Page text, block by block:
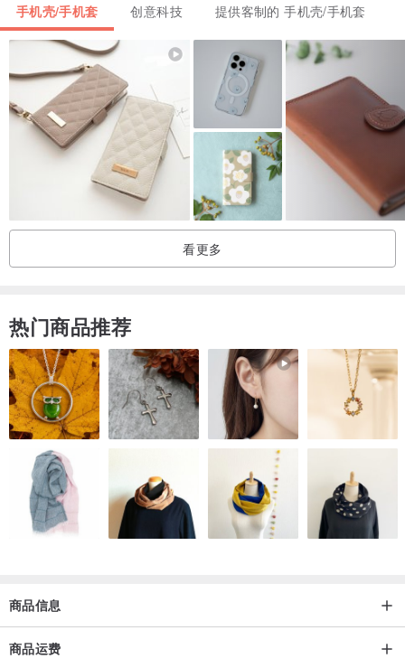
THE LAYERS 以型格手机壳为您的手机添上时尚色彩，总有一款合您
不只是时尚漂亮的手机壳
- 颜色：拼色 (历久不褪色)
- 能耐抗冲击，为您的手机时刻提供最强保护
- 任何风格都具备强劲保护功能
生日礼物、情人节、母亲节、父亲节最适合不过。
以可爱、时尚或经典的大理石、水磨石及北欧设计，展现您的独特风
每一个订购都是由设计师团队专人为您打印，制作需时为7个工作天。
The Layers 是一个时装品牌，除了设计服饰我们还会悉心设计一些简
约风图案，为手机制作出完美的服饰。
我们专注原创性和美观性，希望在时装以外的地方带给顾客不同层次
的感觉。
如希望以SF EXPRESS 顺丰快递送货，请在购买时在备注栏注明一
假如地址有错误，我们不会负责。
所有定制订单并不接受退货退款。
手机壳/手机套 创意科技 提供客制的 手机壳/手机套
看更多
热门商品推荐
商品信息
商品运费